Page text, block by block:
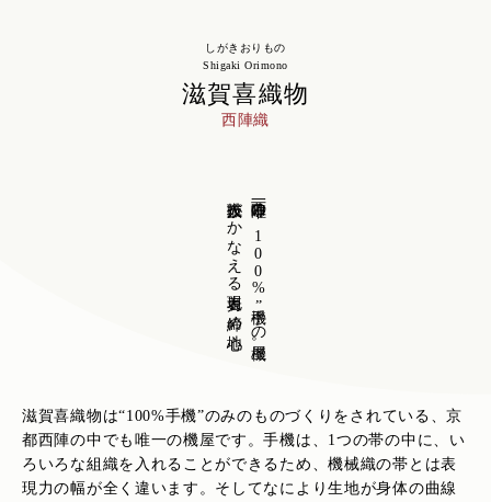
しがきおりもの
Shigaki Orimono
滋賀喜織物
西陣織
西陣唯一の“100%手機”の機屋。
職人技がかなえる表現力と締め心地。
滋賀喜織物は“100%手機”のみのものづくりをされている、京
都西陣の中でも唯一の機屋です。手機は、1つの帯の中に、い
ろいろな組織を入れることができるため、機械織の帯とは表
現力の幅が全く違います。そしてなにより生地が身体の曲線